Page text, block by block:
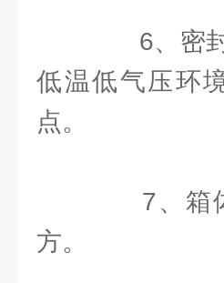
6、密封
低温低气压环
点。
7、箱体
方。